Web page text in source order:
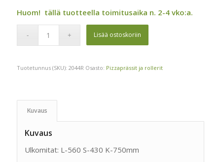
oli:
on:
Huom! tällä tuotteella toimitusaika n. 2-4 vko:a.
Lisää ostoskoriin
Tuotetunnus (SKU): 2044R Osasto: Pizzaprässit ja rollerit
Kuvaus
Kuvaus
Ulkomitat: L-560 S-430 K-750mm